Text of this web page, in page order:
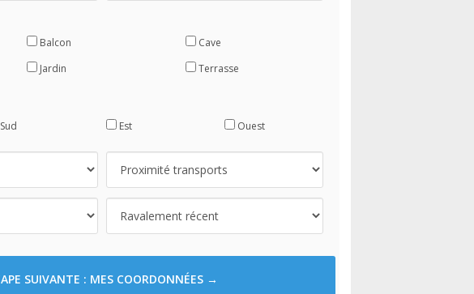
Balcon
Cave
Jardin Terrasse
Sud Est Ouest
SUIVANTE : MES COORDONNÉES →